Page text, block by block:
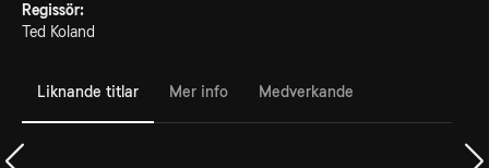
Regissör:
Ted Koland
Liknande titlar Mer info Medverkande